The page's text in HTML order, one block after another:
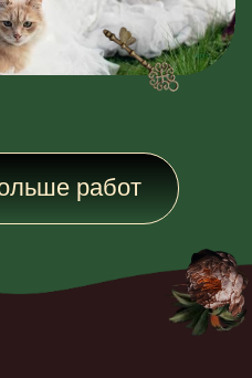
создаём
декора,